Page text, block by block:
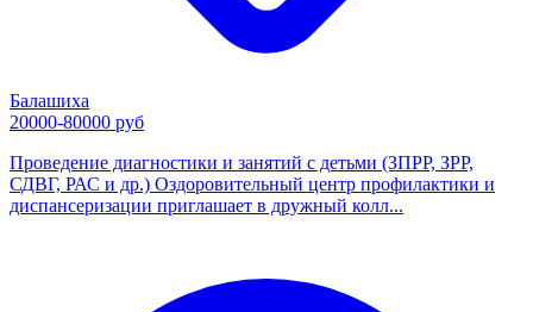
Балашиха
20000-80000 руб
Проведение диагностики и занятий с детьми (ЗПРР, ЗРР,
СДВГ, РАС и др.) Оздоровительный центр профилактики и
диспансеризации приглашает в дружный колл...